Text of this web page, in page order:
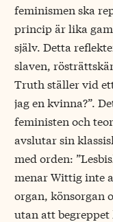
feminismen ska
princip är lika
själv. Detta
slaven,
Truth ställer vid
jag en kvinna?”.
feministen och
avslutar sin
med orden:
menar Wittig inte
organ, könsorgan
utan att